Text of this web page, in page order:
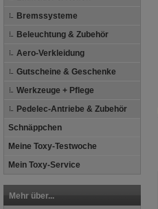
Bremssysteme
Beleuchtung & Zubehör
Aero-Verkleidung
Gutscheine & Geschenke
Werkzeuge + Pflege
Pedelec-Antriebe & Zubehör
Schnäppchen
Meine Toxy-Testwoche
Mein Toxy-Service
Mehr über...